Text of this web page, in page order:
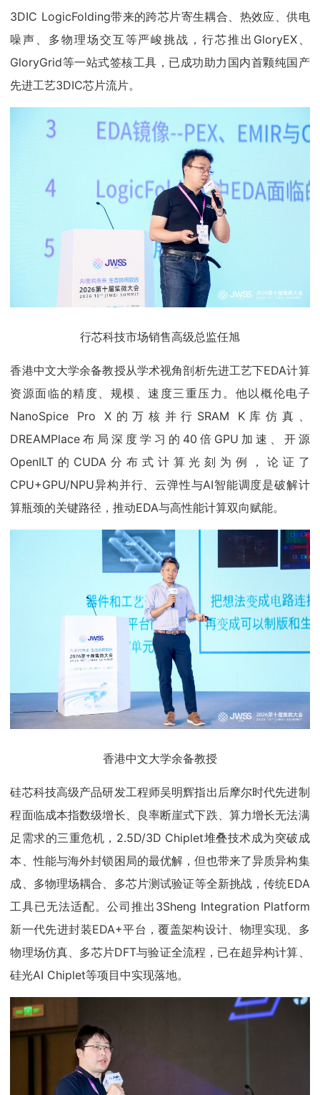
3DIC LogicFolding带来的跨芯片寄生耦合、热效应、供电
噪声、多物理场交互等严峻挑战，行芯推出GloryEX、
GloryGrid等一站式签核工具，已成功助力国内首颗纯国产
先进工艺3DIC芯片流片。
行芯科技市场销售高级总监任旭
香港中文大学余备教授从学术视角剖析先进工艺下EDA计算
资源面临的精度、规模、速度三重压力。他以概伦电子
NanoSpice Pro X的万核并行SRAM K库仿真、
DREAMPlace布局深度学习的40倍GPU加速、开源
OpenILT的CUDA分布式计算光刻为例，论证了
CPU+GPU/NPU异构并行、云弹性与AI智能调度是破解计
算瓶颈的关键路径，推动EDA与高性能计算双向赋能。
香港中文大学余备教授
硅芯科技高级产品研发工程师吴明辉指出后摩尔时代先进制
程面临成本指数级增长、良率断崖式下跌、算力增长无法满
足需求的三重危机，2.5D/3D Chiplet堆叠技术成为突破成
本、性能与海外封锁困局的最优解，但也带来了异质异构集
成、多物理场耦合、多芯片测试验证等全新挑战，传统EDA
工具已无法适配。公司推出3Sheng Integration Platform
新一代先进封装EDA+平台，覆盖架构设计、物理实现、多
物理场仿真、多芯片DFT与验证全流程，已在超异构计算、
硅光AI Chiplet等项目中实现落地。